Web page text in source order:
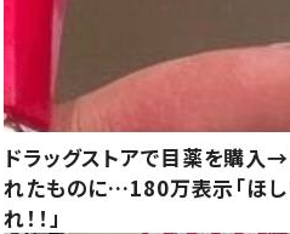
ドラッグストアで目薬を購入
れたものに…180万表示「ほしい
れ！！」